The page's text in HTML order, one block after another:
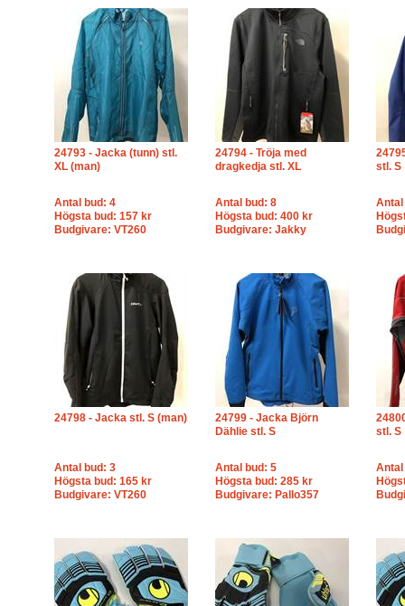
24793 - Jacka (tunn) stl.
XL (man)
Antal bud: 4
Högsta bud: 157 kr
Budgivare: VT260
24794 - Tröja med
dragkedja stl. XL
Antal bud: 8
Högsta bud: 400 kr
Budgivare: Jakky
stl. S
Antal
24798 - Jacka stl. S (man)
Antal bud: 3
Högsta bud: 165 kr
Budgivare: VT260
24799 - Jacka Björn
Dählie stl. S
Antal bud: 5
Högsta bud: 285 kr
Budgivare: Pallo357
stl. S
Antal